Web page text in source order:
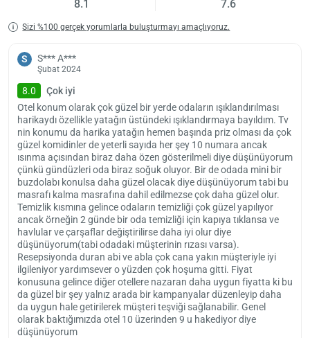
8.1 7.6
Sizi %100 gerçek yorumlarla buluşturmayı amaçlıyoruz.
S S*** A***
Şubat 2024
8.0
Çok iyi
Otel konum olarak çok güzel bir yerde odaların ışıklandırılması
harikaydı özellikle yatağın üstündeki ışıklandırmaya bayıldım. Tv
nin konumu da harika yatağın hemen başında priz olması da çok
güzel komidinler de yeterli sayıda her şey 10 numara ancak
ısınma açısından biraz daha özen gösterilmeli diye düşünüyorum
çünkü gündüzleri oda biraz soğuk oluyor. Bir de odada mini bir
buzdolabı konulsa daha güzel olacak diye düşünüyorum tabi bu
masrafı kalma masrafına dahil edilmezse çok daha güzel olur.
Temizlik kısmına gelince odaların temizliği çok güzel yapılıyor
ancak örneğin 2 günde bir oda temizliği için kapıya tıklansa ve
havlular ve çarşaflar değiştirilirse daha iyi olur diye
düşünüyorum(tabi odadaki müşterinin rızası varsa).
Resepsiyonda duran abi ve abla çok cana yakın müşteriyle iyi
ilgileniyor yardımsever o yüzden çok hoşuma gitti. Fiyat
konusuna gelince diğer otellere nazaran daha uygun fiyatta ki bu
da güzel bir şey yalnız arada bir kampanyalar düzenleyip daha
da uygun hale getirilerek müşteri teşviği sağlanabilir. Genel
olarak baktığımızda otel 10 üzerinden 9 u hakediyor diye
düşünüyorum